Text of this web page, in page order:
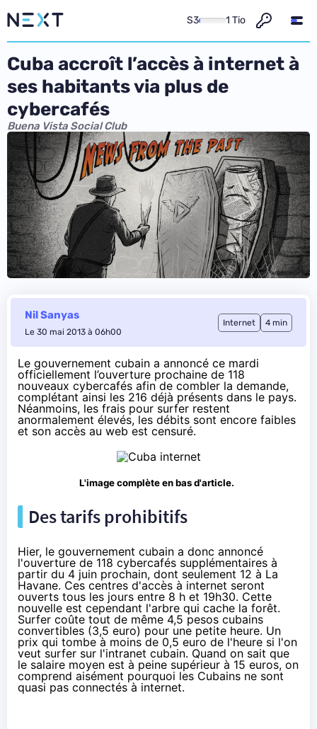
S3 1 Tio
Cuba accroît l’accès à internet à
ses habitants via plus de
cybercafés
Buena Vista Social Club
Nil Sanyas
Le 30 mai 2013 à 06h00
Internet 4 min
Le gouvernement cubain a annoncé ce mardi
officiellement l’ouverture prochaine de 118
nouveaux cybercafés afin de combler la demande,
complétant ainsi les 216 déjà présents dans le pays.
Néanmoins, les frais pour surfer restent
anormalement élevés, les débits sont encore faibles
et son accès au web est censuré.
L'image complèteen bas d'article.
Des tarifs prohibitifs
Hier, le gouvernement cubain a donc annoncé
l'ouverture de 118 cybercafés supplémentaires à
partir du 4 juin prochain, dont seulement 12 à La
Havane. Ces centres d'accès à internet seront
ouverts tous les jours entre 8 h et 19h30. Cette
nouvelle est cependant l'arbre qui cache la forêt.
Surfer coûte tout de même 4,5 pesos cubains
convertibles (3,5 euro) pour une petite heure. Un
prix qui tombe à moins de 0,5 euro de l'heure si l'on
veut surfer sur l'intranet cubain. Quand on sait que
le salaire moyen est à peine supérieur à 15 euros, on
comprend aisément pourquoi les Cubains ne sont
quasi pas connectés à internet.